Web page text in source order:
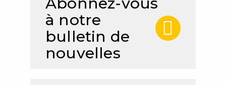
à notre
bulletin de
nouvelles